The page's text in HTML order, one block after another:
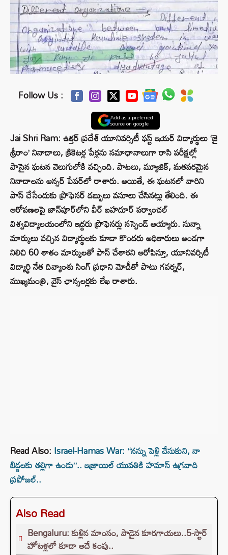
Follow Us :
Add as a preferred
source on google
Jai Shri Ram: ఉత్తర్ ‌ప్రదేశ్ యూనివర్సిటీ ఫస్ట్ ఇయర్ విద్యార్థులు ‘జై
శ్రీరాం’ నినాదాలు, క్రికెటర్ల పేర్లను సమాధానాలుగా రాసి పరీక్షల్లో
పాసైన ఘటన వెలుగులోకి వచ్చింది. పాటలు, మ్యూజిక్, మతపరమైన
నినాదాలను ఆన్సర్ పేపర్‌లో రాశారు. అయితే, ఈ ఘటనలో వారిని
పాస్ చేసేందుకు ప్రొఫెసర్ డబ్బులు వసూలు చేసినట్లు తేలింది. ఈ
ఆరోపణలపై జాన్‌పూర్‌లోని వీర్ బహదూర్ పర్వాంచల్
విశ్వవిద్యాలయంలోని ఇద్దరు ప్రొఫెసర్లు సస్పెండ్ అయ్యారు. సున్నా
మార్కులు వచ్చిన విద్యార్థులకు కూడా కొందరు అధికారులు అండగా
నిలిచి 60 శాతం మార్కులతో పాస్ చేశారని ఆరోపిస్తూ, యూనివర్సిటీ
విద్యార్థి నేత దివ్యాంశు సింగ్ ప్రధాని మోడీతో పాటు గవర్నర్,
ముఖ్యమంత్రి, వైస్ ఛాన్సలర్లకు లేఖ రాశారు.
Read Also: Israel-Hamas War: “నన్ను పెళ్లి చేసుకుని, నా
బిడ్డలకు తల్లిగా ఉండు”.. ఇజ్రాయిల్ యువతికి హమాస్ ఉగ్రవాది
ప్రపోజల్..
Also Read
Bengaluru: కుళ్లిన మాంసం, పాడైన కూరగాయలు..5-స్టార్
హోటళ్లలో కూడా అదే కంపు..